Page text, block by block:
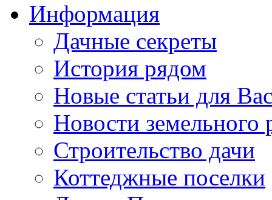
Информация
Дачные секреты
История рядом
Новые статьи для
Новости земельного
Строительство дачи
Коттеджные поселки